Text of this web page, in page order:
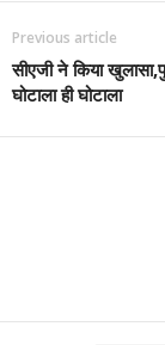
Previous article
सीएजी ने किया
घोटाला ही घोटाला